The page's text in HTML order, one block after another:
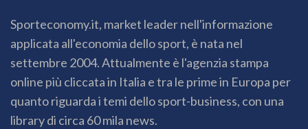
Sporteconomy.it, market leader nell'informazione
applicata all'economia dello sport, è nata nel
settembre 2004. Attualmente è l'agenzia stampa
online più cliccata in Italia e tra le prime in Europa per
quanto riguarda i temi dello sport-business, con una
library di circa 60 mila news.